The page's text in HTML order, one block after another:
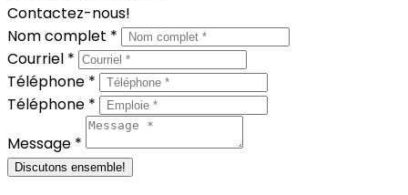
Contactez-nous!
Nom complet *
Courriel *
Téléphone *
Téléphone *
Message *
Discutons ensemble!